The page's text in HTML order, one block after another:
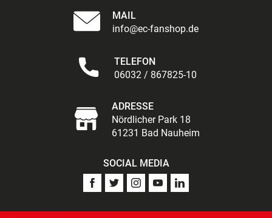
MAIL
info@ec-fanshop.de
TELEFON
06032 / 867825-10
ADRESSE
Nördlicher Park 18
61231 Bad Nauheim
SOCIAL MEDIA